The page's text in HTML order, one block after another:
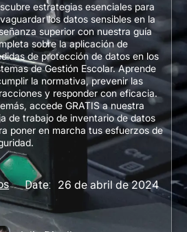
Date: 26 de abril de 2024
estrategias esenciales para
los datos sensibles en la
superior con nuestra guía
sobre la aplicación de
de protección de datos en los
de Gestión Escolar. Aprende
la normativa, prevenir las
y responder con eficacia.
accede GRATIS a nuestra
de trabajo de inventario de datos
poner en marcha tus esfuerzos de